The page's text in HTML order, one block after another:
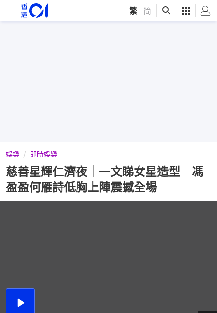
繁 简
娛樂 即時娛樂
慈善星輝仁濟夜｜一文睇女星造型 馮
盈盈何雁詩低胸上陣震撼全場
播